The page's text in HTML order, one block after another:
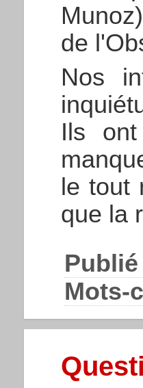
de
Nos
Ils
le tout
que la
Mots-